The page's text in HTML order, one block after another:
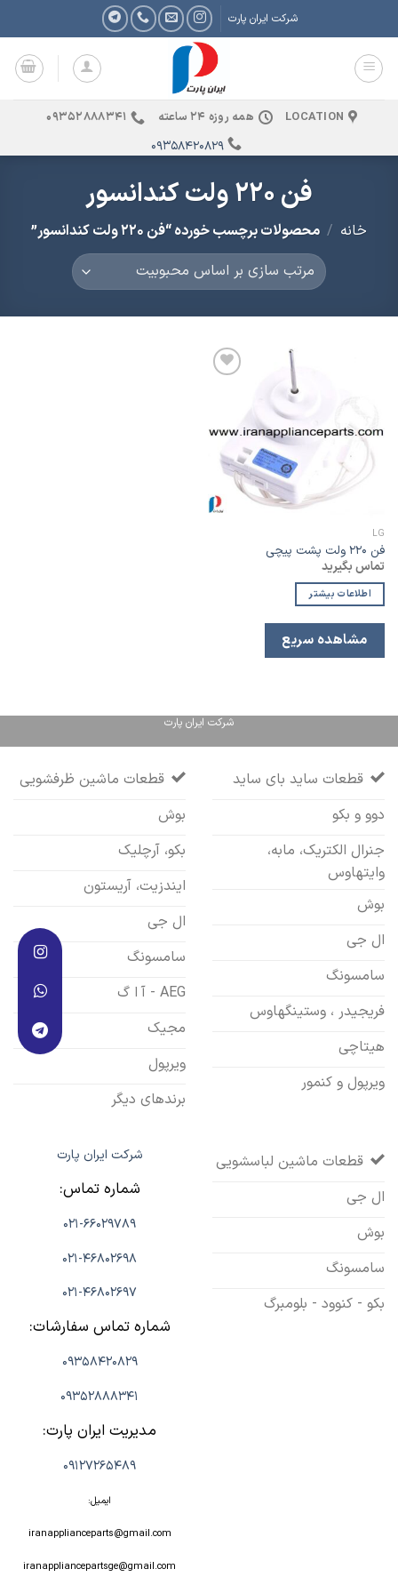
to
content
شرکت ایران پارت
LOCATION همه روزه 24 ساعته 09352888341
09358420829
فن 220 ولت کندانسور
خانه / محصولات برچسب خورده “فن 220 ولت کندانسور”
مندی
LG
فن ۲۲۰ ولت پشت پیچی
تماس بگیرید
اطلاعات بیشتر
مشاهده سریع
شرکت ایران پارت
قطعات ساید بای ساید
دوو و بکو
جنرال الکتریک، مابه،
وایتهاوس
بوش
ال جی
سامسونگ
فریجیدر ، وستینگهاوس
هیتاچی
ویرپول و کنمور
قطعات ماشین ظرفشویی
بوش
بکو، آرچلیک
ایندزیت، آریستون
ال جی
سامسونگ
AEG - آ ا گ
مجیک
ویرپول
برندهای دیگر
قطعات ماشین لباسشویی
ال جی
بوش
سامسونگ
بکو - کنوود - بلومبرگ
شرکت ایران پارت
شماره تماس:
021-66029789
021-46802698
021-46802697
شماره تماس سفارشات:
09358420829
09352888341
مدیریت ایران پارت:
09127265489
ایمیل:
iranapplianceparts@gmail.com
iranappliancepartsge@gmail.com